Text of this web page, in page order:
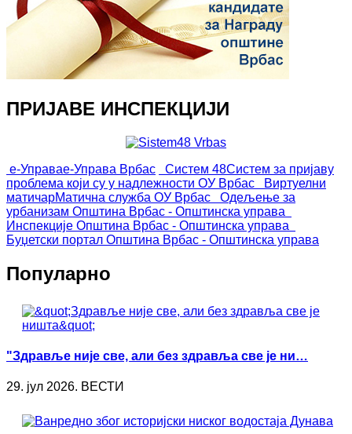
ПРИЈАВЕ ИНСПЕКЦИЈИ
е-Управае-Управа Врбас Систем 48Систем за пријаву
проблема који су у надлежности ОУ Врбас
Виртуелни
матичарМатична служба ОУ Врбас
Одељење за
урбанизам Општина Врбас - Општинска управа
Инспекције Општина Врбас - Општинска управа
Буџетски портал Општина Врбас - Општинска управа
Популарно
"Здравље није све, али без здравља све је ни…
29. јул 2026. ВЕСТИ